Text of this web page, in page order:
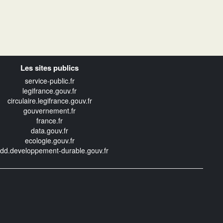
Les sites publics
service-public.fr
legifrance.gouv.fr
circulaire.legifrance.gouv.fr
gouvernement.fr
france.fr
data.gouv.fr
ecologie.gouv.fr
durable.gouv.fr